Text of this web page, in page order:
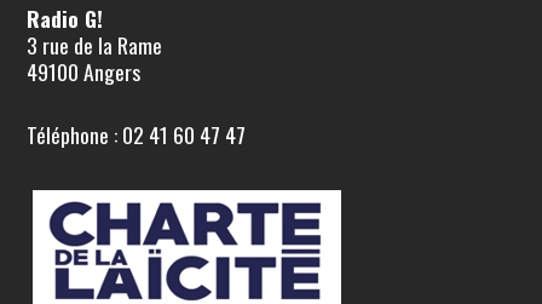
Radio G!
3 rue de la Rame
49100 Angers
Téléphone : 02 41 60 47 47